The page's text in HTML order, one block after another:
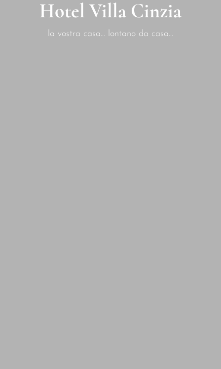
Hotel Villa Cinzia
la vostra casa... lontano da casa...